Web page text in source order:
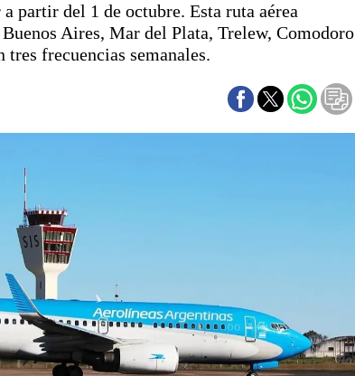
Escenario Olímpico
Liga del Sur
Con el campo
Espacio empresas
Sociedad
Tecnología
Turismo
Salud
Es viral
partir del 1 de octubre. Esta ruta aérea
Aires, Mar del Plata, Trelew, Comodoro
frecuencias semanales.